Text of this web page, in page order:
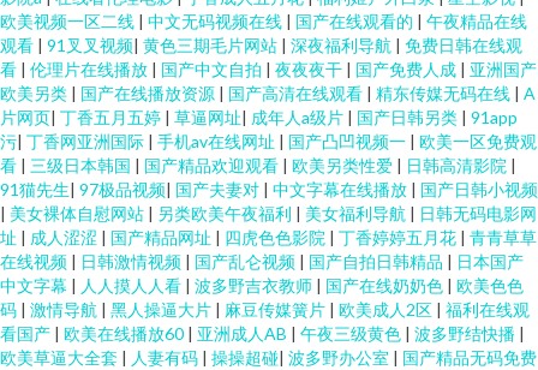
欧美视频一区二线 | 中文无码视频在线 | 国产在线观看的 | 午夜精品在线
观看 | 91叉叉视频| 黄色三期毛片网站 | 深夜福利导航 | 免费日韩在线观
看 | 伦理片在线播放 | 国产中文自拍 | 夜夜夜干 | 国产免费人成 | 亚洲国产
欧美另类 | 国产在线播放资源 | 国产高清在线观看 | 精东传媒无码在线 | A
片网页| 丁香五月五婷 | 草逼网址| 成年人a级片 | 国产日韩另类 | 91app
污| 丁香网亚洲国际 | 手机av在线网址 | 国产凸凹视频一 | 欧美一区免费观
看 | 三级日本韩国 | 国产精品欢迎观看 | 欧美另类性爱 | 日韩高清影院 |
91猫先生| 97极品视频| 国产夫妻对 | 中文字幕在线播放 | 国产日韩小视频
| 美女裸体自慰网站 | 另类欧美午夜福利 | 美女福利导航 | 日韩无码电影网
址 | 成人涩涩 | 国产精品网址 | 四虎色色影院 | 丁香婷婷五月花 | 青青草草
在线视频 | 日韩激情视频 | 国产乱仑视频 | 国产自拍日韩精品 | 日本国产
中文字幕 | 人人摸人人看 | 波多野吉衣教师 | 国产在线奶奶色 | 欧美色色
码 | 激情导航 | 黑人操逼大片 | 麻豆传媒簧片 | 欧美成人2区 | 福利在线观
看国产 | 欧美在线播放60 | 亚洲成人AB | 午夜三级黄色 | 波多野结快播 |
欧美草逼大全套 | 人妻有码 | 操操超碰| 波多野办公室 | 国产精品无码免费